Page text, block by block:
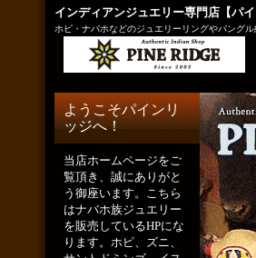
インディアンジュエリー専門店【パイ
ホピ・ナバホなどのジュエリーリングやバングル
ようこそパインリ
ッジへ！
当店ホームページをご
覧頂き、誠にありがと
う御座います。こちら
はナバホ族ジュエリー
を販売しているHPにな
ります。ホピ、ズニ、